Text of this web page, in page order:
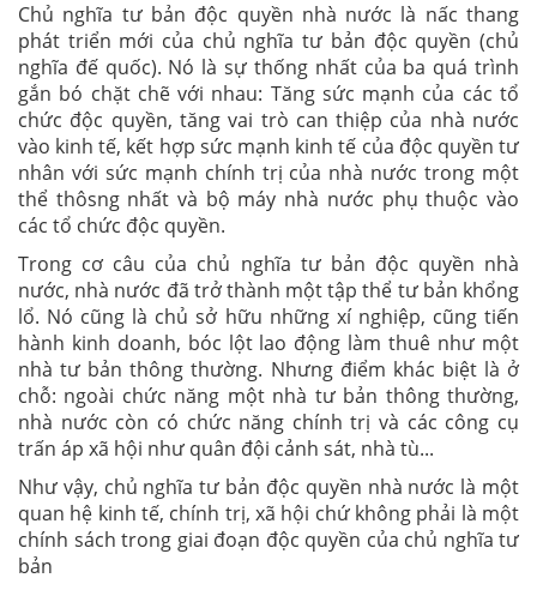
Chủ nghĩa tư bản độc quyền nhà nước là nấc thang
phát triển mới của chủ nghĩa tư bản độc quyền (chủ
nghĩa đế quốc). Nó là sự thống nhất của ba quá trình
gắn bó chặt chẽ với nhau: Tăng sức mạnh của các tổ
chức độc quyền, tăng vai trò can thiệp của nhà nước
vào kinh tế, kết hợp sức mạnh kinh tế của độc quyền tư
nhân với sức mạnh chính trị của nhà nước trong một
thể thôsng nhất và bộ máy nhà nước phụ thuộc vào
các tổ chức độc quyền.
Trong cơ câu của chủ nghĩa tư bản độc quyền nhà
nước, nhà nước đã trở thành một tập thể tư bản khổng
lổ. Nó cũng là chủ sở hữu những xí nghiệp, cũng tiến
hành kinh doanh, bóc lột lao động làm thuê như một
nhà tư bản thông thường. Nhưng điểm khác biệt là ở
chỗ: ngoài chức năng một nhà tư bản thông thường,
nhà nước còn có chức năng chính trị và các công cụ
trấn áp xã hội như quân đội cảnh sát, nhà tù...
Như vậy, chủ nghĩa tư bản độc quyền nhà nước là một
quan hệ kinh tế, chính trị, xã hội chứ không phải là một
chính sách trong giai đoạn độc quyền của chủ nghĩa tư
bản